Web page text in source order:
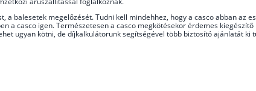
balesetek megelőzését. Tudni kell mindehhez, hogy a casco abban az
a casco igen. Természetesen a casco megkötésekor érdemes
ugyan kötni, de díjkalkulátorunk segítségével több biztosító ajánlatát ki